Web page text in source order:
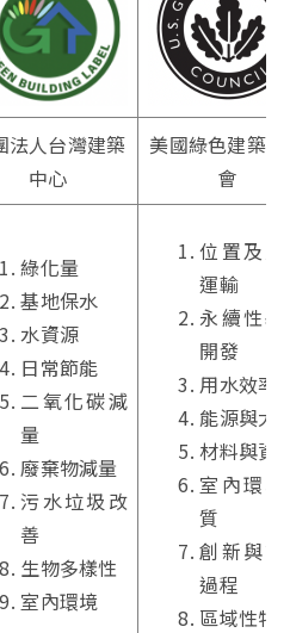
法人台灣建築
中心
美國綠色建築
會
綠化量
基地保水
水資源
日常節能
二氧化碳減
量
廢棄物減量
污水垃圾改
善
生物多樣性
室內環境
位置及
運輸
永續性
開發
用水效率
能源與大
材料與資
室內環
質
創新與
過程
區域性特